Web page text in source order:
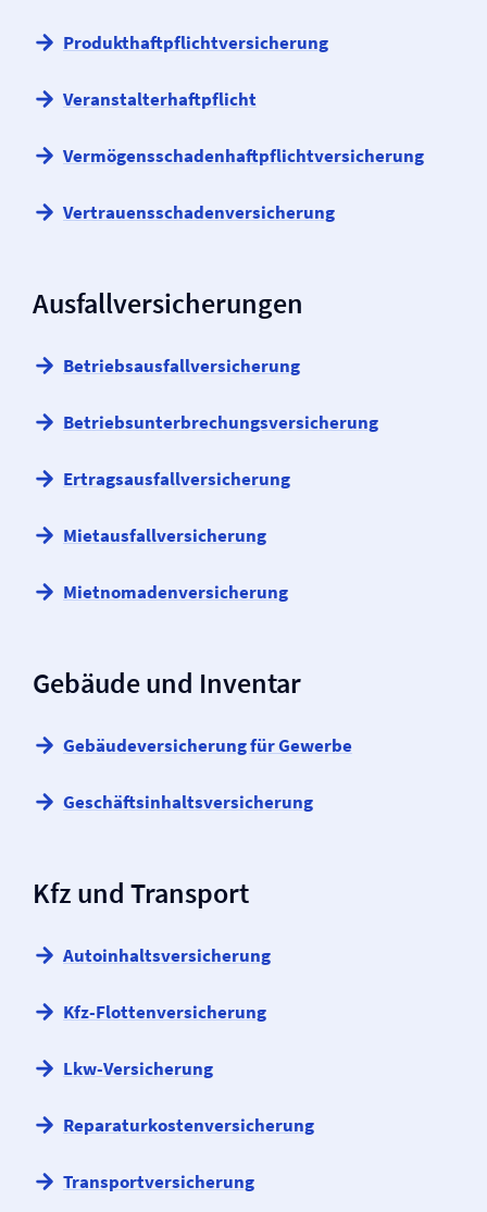
Produkt­haftpflicht­versicherung
Veranstalter­haftpflicht
Vermögensschaden­haftpflicht­versicherung
Vertrauensschaden­versicherung
Ausfall­versicherungen
Betriebsausfall­versicherung
Betriebs­­unterbrechungs­versicherung
Ertragsausfall­versicherung
Mietausfall­versicherung
Mietnomaden­versicherung
Gebäude und Inventar
Gebäude­versicherung für Gewerbe
Geschäftsinhalts­versicherung
Kfz und Transport
Autoinhalts­versicherung
Kfz-Flotten­versicherung
Lkw-Versicherung
Reparaturkosten­versicherung
Transport­versicherung